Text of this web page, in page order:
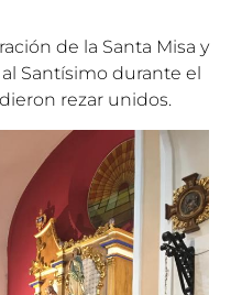
de la Santa Misa y
Santísimo durante el
rezar unidos.